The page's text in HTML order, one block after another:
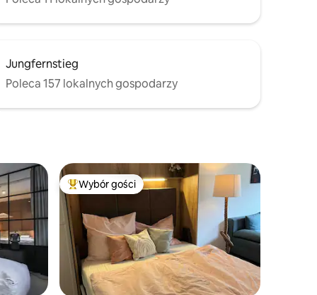
Jungfernstieg
Poleca 157 lokalnych gospodarzy
Najpopularniejsze z kategorii Wybór gości
Wybór gości